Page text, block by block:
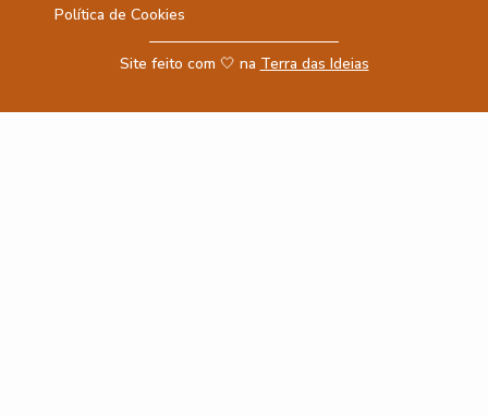
Política de Cookies
Site feito com 🤍 na Terra das Ideias